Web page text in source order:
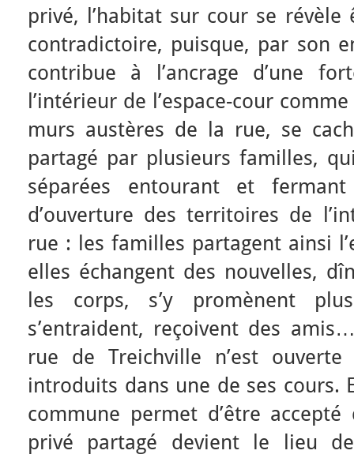
privé, l’habitat sur cour se
contradictoire, puisque, par son
contribue à l’ancrage d’une
l’intérieur de l’espace-cour
murs austères de la rue, se
partagé par plusieurs familles,
séparées entourant et
d’ouverture des territoires de
rue : les familles partagent ainsi
elles échangent des nouvelles,
les corps, s’y promènent
s’entraident, reçoivent des
rue de Treichville n’est
introduits dans une de ses cours.
commune permet d’être
privé partagé devient le lieu